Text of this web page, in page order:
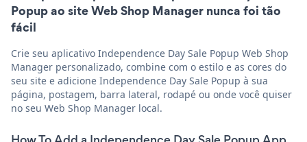
Popup ao site Web Shop Manager nunca foi tão
fácil
Crie seu aplicativo Independence Day Sale Popup Web Shop
Manager personalizado, combine com o estilo e as cores do
seu site e adicione Independence Day Sale Popup à sua
página, postagem, barra lateral, rodapé ou onde você quiser
no seu Web Shop Manager local.